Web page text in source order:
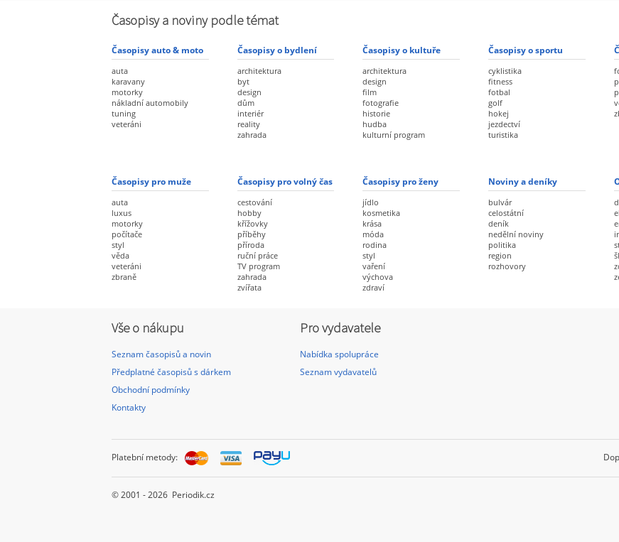
Časopisy a noviny podle témat
Časopisy auto & moto
auta
karavany
motorky
nákladní automobily
tuning
veteráni
Časopisy o bydlení
architektura
byt
design
dům
interiér
reality
zahrada
Časopisy o kultuře
architektura
design
film
fotografie
historie
hudba
kulturní program
Časopisy o sportu
cyklistika
fitness
fotbal
golf
hokej
jezdectví
turistika
Časopisy pro muže
auta
luxus
motorky
počítače
styl
věda
veteráni
zbraně
Časopisy pro volný čas
cestování
hobby
křížovky
příběhy
příroda
ruční práce
TV program
zahrada
zvířata
Časopisy pro ženy
jídlo
kosmetika
krása
móda
rodina
styl
vaření
výchova
zdraví
Noviny a deníky
bulvár
celostátní
deník
nedělní noviny
politika
region
rozhovory
Vše o nákupu
Seznam časopisů a novin
Předplatné časopisů s dárkem
Obchodní podmínky
Kontakty
Pro vydavatele
Nabídka spolupráce
Seznam vydavatelů
Platební metody:
© 2001 - 2026 Periodik.cz